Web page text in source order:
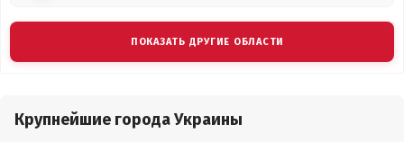
ПОКАЗАТЬ ДРУГИЕ ОБЛАСТИ
Крупнейшие города Украины